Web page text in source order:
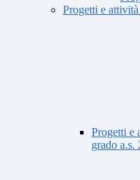
Progetti e
Progetti e
grado a.s.